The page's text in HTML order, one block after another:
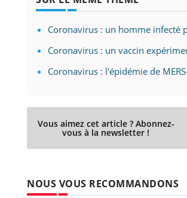
Coronavirus : un homme infecté
Coronavirus : un vaccin
Coronavirus : l'épidémie de
Vous aimez cet article ? Abonnez-
vous à la newsletter !
NOUS VOUS RECOMMANDONS